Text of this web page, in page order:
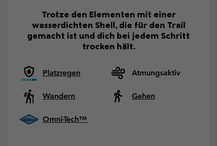
Trotze den Elementen mit einer
wasserdichten Shell, die für den Trail
gemacht ist und dich bei jedem Schritt
trocken hält.
Platzregen Atmungsaktiv
Wandern Gehen
Omni-Tech™